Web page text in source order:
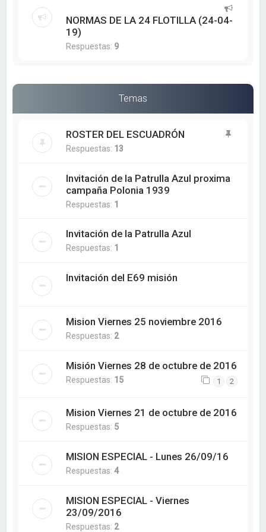
NORMAS DE LA 24 FLOTILLA (24-04-
19)
Respuestas: 9
Temas
ROSTER DEL ESCUADRÓN
Respuestas: 13
Invitación de la Patrulla Azul proxima
campaña Polonia 1939
Respuestas: 1
Invitación de la Patrulla Azul
Respuestas: 1
Invitación del E69 misión
Mision Viernes 25 noviembre 2016
Respuestas: 2
Misión Viernes 28 de octubre de 2016
Respuestas: 15 1 2
Mision Viernes 21 de octubre de 2016
Respuestas: 5
MISION ESPECIAL - Lunes 26/09/16
Respuestas:4
MISION ESPECIAL - Viernes
23/09/2016
Respuestas: 2